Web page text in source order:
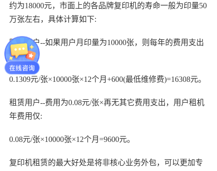
约为18000元，市面上的各品牌复印机的寿命一般为印量50
万张左右，具体计算如下:
购机用户--如果用户月印量为10000张，则每年的费用支出
为:
0.1309元/张×10000张×12个月+600(最低维修费)=16308元。
租赁用户--费用为0.08元/张×再无其它费用支出，用户租机
年费用仅:
0.08元/张×10000张×12个月=9600元。
复印机租赁的最大好处是将非核心业务外包，可以更加专